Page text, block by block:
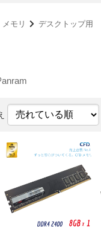
メモリ デスクトップ用